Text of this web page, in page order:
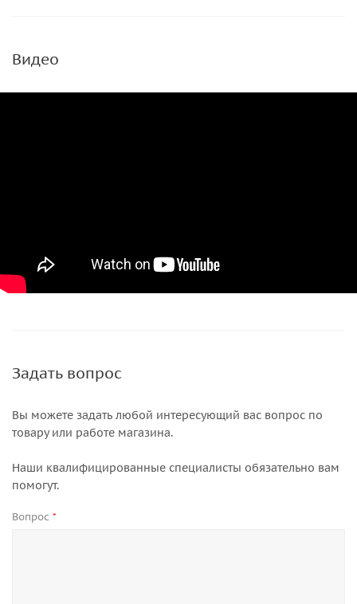
Видео
Задать вопрос
Вы можете задать любой интересующий вас вопрос по
товару или работе магазина.
Наши квалифицированные специалисты обязательно вам
помогут.
Вопрос *